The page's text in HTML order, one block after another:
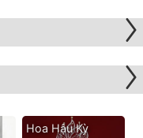
Hoa Hậu Kỳ